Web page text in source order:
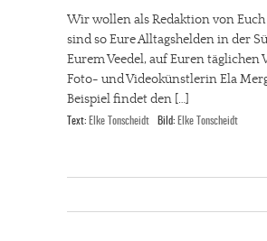
Wir wollen als Redaktion von Euch
sind so Eure Alltagshelden in der
Eurem Veedel, auf Euren täglichen
Foto- und Videokünstlerin Ela
Beispiel findet den […]
Text: Elke Tonscheidt Bild: Elke Tonscheidt